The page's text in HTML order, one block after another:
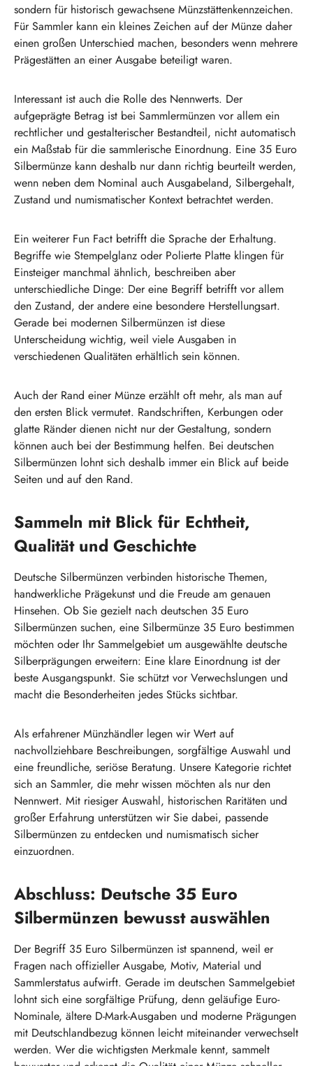
sondern für historisch gewachsene Münzstättenkennzeichen.
Für Sammler kann ein kleines Zeichen auf der Münze daher
einen großen Unterschied machen, besonders wenn mehrere
Prägestätten an einer Ausgabe beteiligt waren.
Interessant ist auch die Rolle des Nennwerts. Der
aufgeprägte Betrag ist bei Sammlermünzen vor allem ein
rechtlicher und gestalterischer Bestandteil, nicht automatisch
ein Maßstab für die sammlerische Einordnung. Eine 35 Euro
Silbermünze kann deshalb nur dann richtig beurteilt werden,
wenn neben dem Nominal auch Ausgabeland, Silbergehalt,
Zustand und numismatischer Kontext betrachtet werden.
Ein weiterer Fun Fact betrifft die Sprache der Erhaltung.
Begriffe wie Stempelglanz oder Polierte Platte klingen für
Einsteiger manchmal ähnlich, beschreiben aber
unterschiedliche Dinge: Der eine Begriff betrifft vor allem
den Zustand, der andere eine besondere Herstellungsart.
Gerade bei modernen Silbermünzen ist diese
Unterscheidung wichtig, weil viele Ausgaben in
verschiedenen Qualitäten erhältlich sein können.
Auch der Rand einer Münze erzählt oft mehr, als man auf
den ersten Blick vermutet. Randschriften, Kerbungen oder
glatte Ränder dienen nicht nur der Gestaltung, sondern
können auch bei der Bestimmung helfen. Bei deutschen
Silbermünzen lohnt sich deshalb immer ein Blick auf beide
Seiten und auf den Rand.
Sammeln mit Blick für Echtheit,
Qualität und Geschichte
Deutsche Silbermünzen verbinden historische Themen,
handwerkliche Prägekunst und die Freude am genauen
Hinsehen. Ob Sie gezielt nach deutschen 35 Euro
Silbermünzen suchen, eine Silbermünze 35 Euro bestimmen
möchten oder Ihr Sammelgebiet um ausgewählte deutsche
Silberprägungen erweitern: Eine klare Einordnung ist der
beste Ausgangspunkt. Sie schützt vor Verwechslungen und
macht die Besonderheiten jedes Stücks sichtbar.
Als erfahrener Münzhändler legen wir Wert auf
nachvollziehbare Beschreibungen, sorgfältige Auswahl und
eine freundliche, seriöse Beratung. Unsere Kategorie richtet
sich an Sammler, die mehr wissen möchten als nur den
Nennwert. Mit riesiger Auswahl, historischen Raritäten und
großer Erfahrung unterstützen wir Sie dabei, passende
Silbermünzen zu entdecken und numismatisch sicher
einzuordnen.
Abschluss: Deutsche 35 Euro
Silbermünzen bewusst auswählen
Der Begriff 35 Euro Silbermünzen ist spannend, weil er
Fragen nach offizieller Ausgabe, Motiv, Material und
Sammlerstatus aufwirft. Gerade im deutschen Sammelgebiet
lohnt sich eine sorgfältige Prüfung, denn geläufige Euro-
Nominale, ältere D-Mark-Ausgaben und moderne Prägungen
mit Deutschlandbezug können leicht miteinander verwechselt
werden. Wer die wichtigsten Merkmale kennt, sammelt